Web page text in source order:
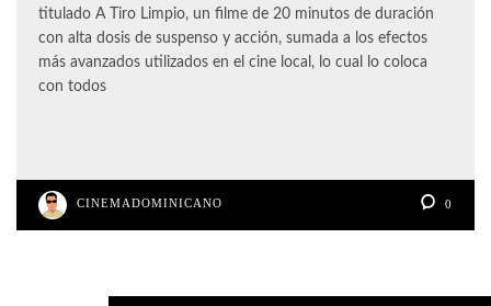
titulado A Tiro Limpio, un filme de 20 minutos de duración
con alta dosis de suspenso y acción, sumada a los efectos
más avanzados utilizados en el cine local, lo cual lo coloca
con todos
CINEMADOMINICANO 0